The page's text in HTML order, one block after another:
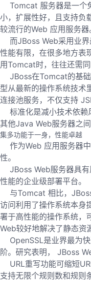
Tomcat 服务器是一个
小，扩展性好，且支持负
较流行的Web 应用服务器
而JBoss Web采用业界
性能有限，在很多地方表
用Tomcat时，往往还需
JBoss在Tomcat的基础
型从最新的操作系统技术
连接池服务，不仅支持
标准化是减小技术依赖
其他Java Web服务器之间
集多功能于一身，性能卓越
作为Web 应用服务器中
性。
JBoss Web服务器具有
性能的企业级部署平台。
与Tomcat 相比，
访问利用了操作系统本身
署于高性能的操作系统，
Web较好地解决了静态资
OpenSSL是业界最为快
阶。研究表明， JBoss
URL重写功能可缩短
支持无限个规则数和规则